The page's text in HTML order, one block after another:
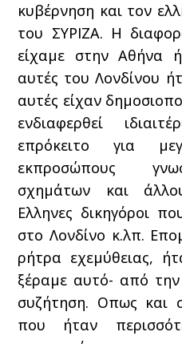
κυβέρνηση και τον
του ΣΥΡΙΖΑ. Η
είχαμε στην Αθήνα
αυτές του Λονδίνου
αυτές είχαν
ενδιαφερθεί
επρόκειτο για
εκπροσώπους
σχημάτων και
Ελληνες δικηγόροι
στο Λονδίνο κ.λπ.
ρήτρα εχεμύθειας,
ξέραμε αυτό- από
συζήτηση. Οπως και
που ήταν